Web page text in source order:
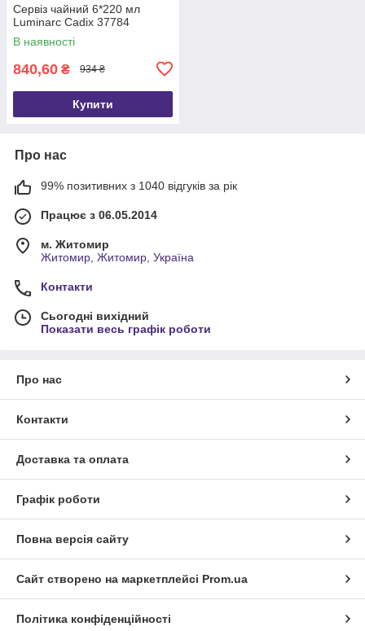
Сервіз чайний 6*220 мл
Luminarc Cadix 37784
В наявності
840,60 ₴ 934 ₴
Купити
Про нас
99% позитивних з 1040 відгуків за рік
Працює з 06.05.2014
м. Житомир
Житомир, Житомир, Україна
Контакти
Сьогодні вихідний
Показати весь графік роботи
Про нас
Контакти
Доставка та оплата
Графік роботи
Повна версія сайту
Сайт створено на маркетплейсі Prom.ua
Політика конфіденційності